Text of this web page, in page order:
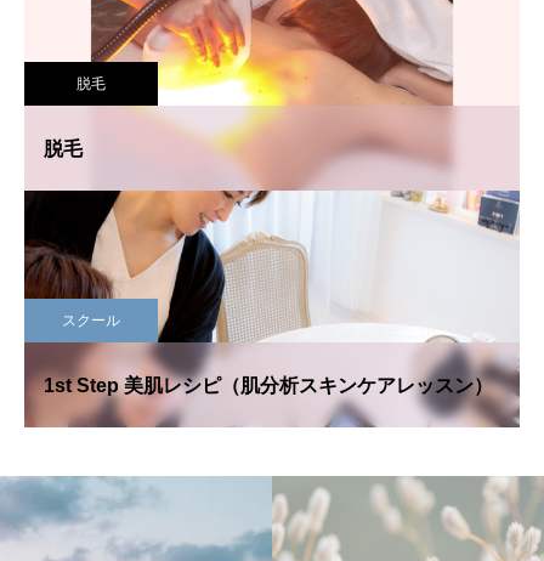
脱毛
脱毛
スクール
1st Step 美肌レシピ（肌分析スキンケアレッスン）